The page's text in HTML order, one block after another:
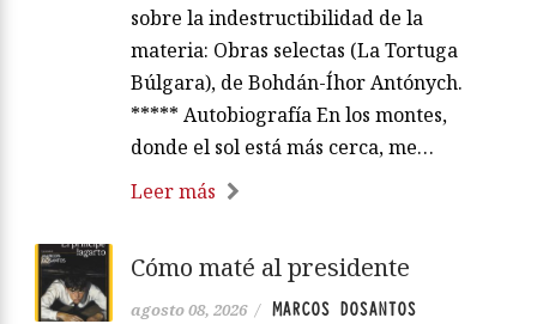
sobre la indestructibilidad de la
materia: Obras selectas (La Tortuga
Búlgara), de Bohdán-Íhor Antónych.
***** Autobiografía En los montes,
donde el sol está más cerca, me…
Leer más
Cómo maté al presidente
agosto 08, 2026 / MARCOS DOSANTOS